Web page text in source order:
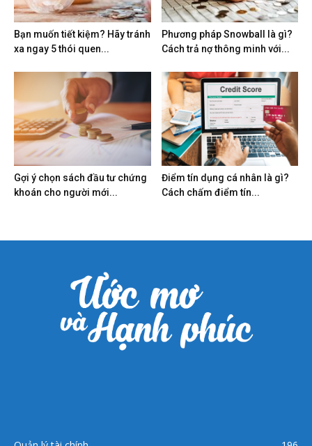
Bạn muốn tiết kiệm? Hãy tránh
xa ngay 5 thói quen...
Phương pháp Snowball là gì?
Cách trả nợ thông minh với...
Gợi ý chọn sách đầu tư chứng
khoán cho người mới...
Điểm tín dụng cá nhân là gì?
Cách chấm điểm tín...